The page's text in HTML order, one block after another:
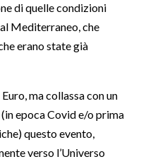
di quelle condizioni
Mediterraneo, che
erano state già
ma collassa con un
epoca Covid e/o prima
questo evento,
verso l’Universo